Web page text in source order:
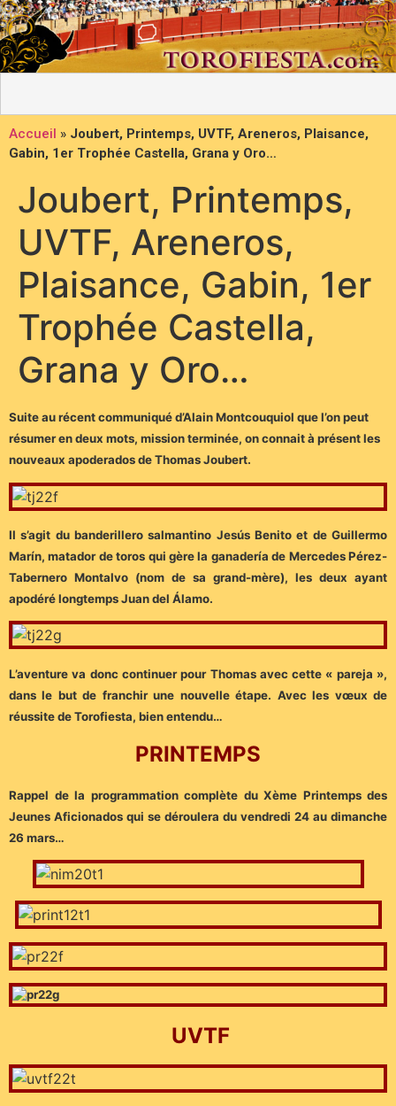
Accueil » Joubert, Printemps, UVTF, Areneros, Plaisance,
Gabin, 1er Trophée Castella, Grana y Oro…
Joubert, Printemps,
UVTF, Areneros,
Plaisance, Gabin, 1er
Trophée Castella,
Grana y Oro…
Suite au récent communiqué d’Alain Montcouquiol que l’on peut
résumer en deux mots, mission terminée, on connait à présent les
nouveaux apoderados de Thomas Joubert.
Il s’agit du banderillero salmantino Jesús Benito et de Guillermo
Marín, matador de toros qui gère la ganadería de Mercedes Pérez-
Tabernero Montalvo (nom de sa grand-mère), les deux ayant
apodéré longtemps Juan del Álamo.
L’aventure va donc continuer pour Thomas avec cette « pareja »,
dans le but de franchir une nouvelle étape. Avec les vœux de
réussite de Torofiesta, bien entendu…
PRINTEMPS
Rappel de la programmation complète du Xème Printemps des
Jeunes Aficionados qui se déroulera du vendredi 24 au dimanche
26 mars…
UVTF